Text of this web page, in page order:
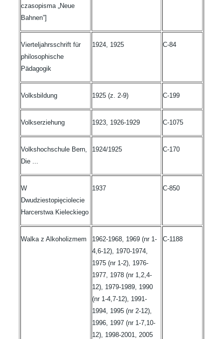
czasopisma „Neue
Bahnen”]
Vierteljahrsschrift für
philosophische
Pädagogik
1924, 1925 C-84
Volksbildung 1925 (z. 2-9) C-199
Volkserziehung 1923, 1926-1929 C-1075
Volkshochschule Bern,
Die ...
1924/1925 C-170
W
Dwudziestopięciolecie
Harcerstwa Kieleckiego
1937 C-850
Walka z Alkoholizmem
1962-1968, 1969 (nr 1-
4,6-12), 1970-1974,
1975 (nr 1-2), 1976-
1977, 1978 (nr 1,2,4-
12), 1979-1989, 1990
(nr 1-4,7-12), 1991-
1994, 1995 (nr 2-12),
1996, 1997 (nr 1-7,10-
12), 1998-2001, 2005
C-1188